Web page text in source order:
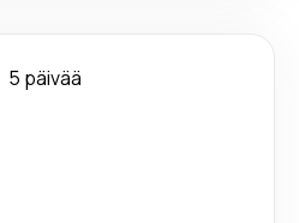
5 päivää